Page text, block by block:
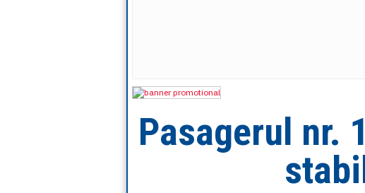
Pasagerul nr.